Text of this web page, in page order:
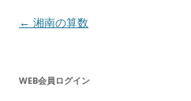
投
ビ
← 湘南の算数
WEB会員ログイン